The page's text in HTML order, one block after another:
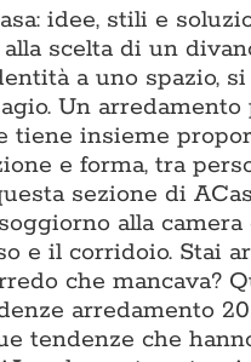
idee, stili e
scelta di un
a uno spazio,
Un
tiene insieme
e forma, tra
sezione di
alla
e il corridoio. Stai
che
arredamento
tendenze che